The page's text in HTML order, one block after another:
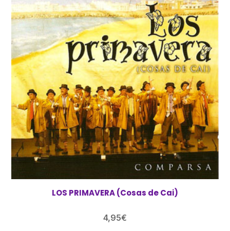
LOS PRIMAVERA (Cosas de Cai)
4,95€